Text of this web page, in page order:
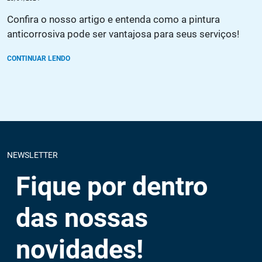
Confira o nosso artigo e entenda como a pintura
anticorrosiva pode ser vantajosa para seus serviços!
CONTINUAR LENDO
NEWSLETTER
Fique por dentro
das nossas
novidades!